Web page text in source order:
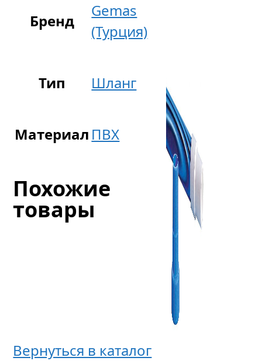
Вернуться в каталог
Бренд
Gemas
(Турция)
Тип Шланг
Материал ПВХ
Похожие
товары